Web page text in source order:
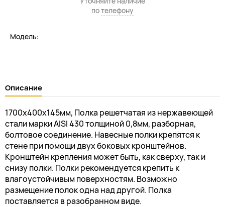
Модель:
потелефону
Описание
1700х400х145мм, Полка решетчатая из нержавеющей
стали марки AISI 430 толщиной 0,8мм, разборная,
болтовое соединение. Навесные полки крепятся к
стене при помощи двух боковых кронштейнов.
Кронштейн крепления может быть, как сверху, так и
снизу полки. Полки рекомендуется крепить к
влагоустойчивым поверхностям. Возможно
размещение полок одна над другой. Полка
поставляется в разобранном виде.